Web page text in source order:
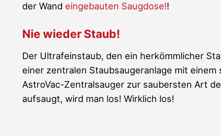
der Wand eingebauten Saugdose!!
Nie wieder Staub!
Der Ultrafeinstaub, den ein herkömmlicher
einer zentralen Staubsaugeranlage mit
AstroVac-Zentralsauger zur saubersten Art
aufsaugt, wird man los! Wirklich los!